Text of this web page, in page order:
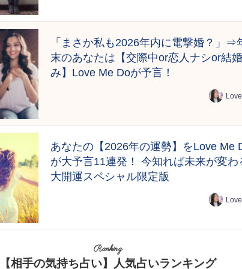
「まさか私も2026年内に電撃婚？」⇒
末のあなたは【交際中or恋人ナシor結
み】Love Me Doが予言！
あなたの【2026年の運勢】をLove Me
が大予言11連発！ 今知れば未来が変わ
大開運スペシャル限定版
Ranking
【相手の気持ち占い】人気占いランキング